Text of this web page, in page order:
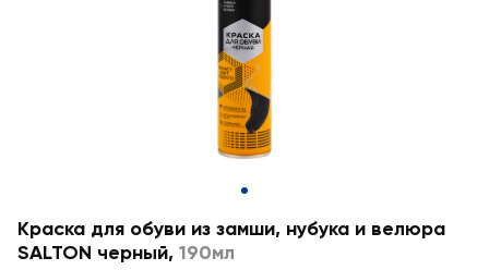
Краска для обуви из замши, нубука и велюра
SALTON черный, 190мл